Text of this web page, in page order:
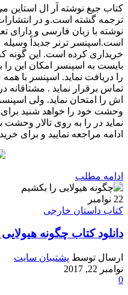
کتاب جیغ نوشته آر ال استاین
ترجمه گشته است.و در
نوشته با زبان فارسی و دارای
است.اسپنسر ترنر جدیداً
خریداری کرده است. این گونه
بایست به اسپنسر امکان این
را دریافت نماید. اسپنسر با
تماس برقرار نماید . مشتاقانه
اش را امتحان نماید. ولی
وحشت خود را خواهد شنید
نماید در را به روی تالار وحشت
ادامه مراجعه نمایید و برای
ادامه مطلب
22 نوامبر
کتاب داستان خارجی
دانلود کتاب چگونه
ارسال توسط پشتیبان سایت
نوامبر 22, 2017
0